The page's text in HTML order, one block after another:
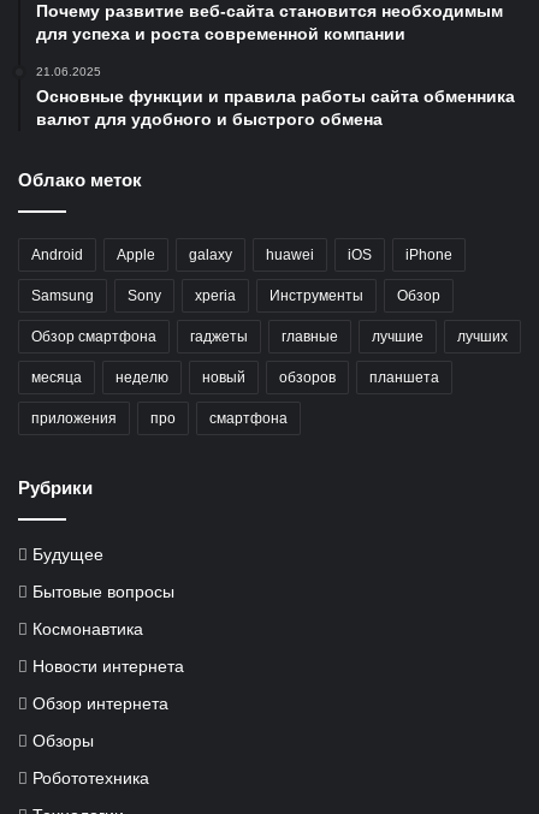
Почему развитие веб-сайта становится необходимым
для успеха и роста современной компании
21.06.2025
Основные функции и правила работы сайта обменника
валют для удобного и быстрого обмена
Облако меток
Android Apple galaxy huawei iOS iPhone
Samsung Sony xperia Инструменты Обзор
Обзор смартфона гаджеты главные лучшие лучших
месяца неделю новый обзоров планшета
приложения про смартфона
Рубрики
Будущее
Бытовые вопросы
Космонавтика
Новости интернета
Обзор интернета
Обзоры
Робототехника